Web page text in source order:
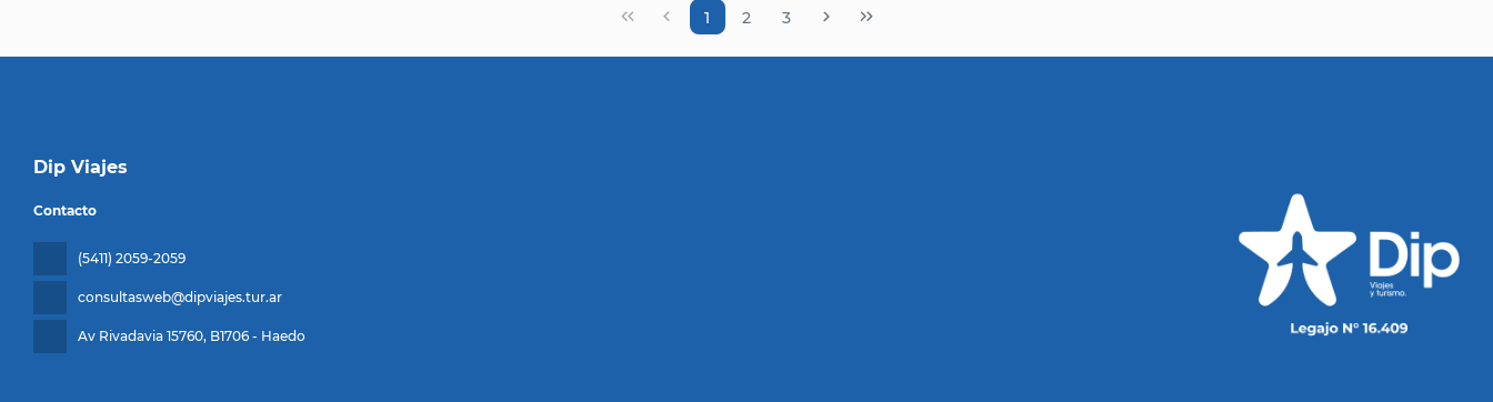
1 2 3
Dip Viajes
Contacto
(5411) 2059-2059
consultasweb@dipviajes.tur.ar
Av Rivadavia 15760, B1706 - Haedo